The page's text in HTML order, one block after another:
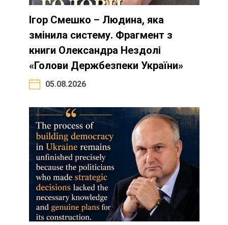
Ігор Смешко – Людина, яка
змінила систему. Фрагмент з
книги Олександра Нездолі
«Голови Держбезпеки України»
05.08.2026